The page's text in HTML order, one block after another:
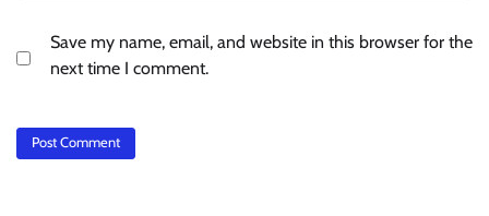
Save my name, email, and website in this browser for the
next time I comment.